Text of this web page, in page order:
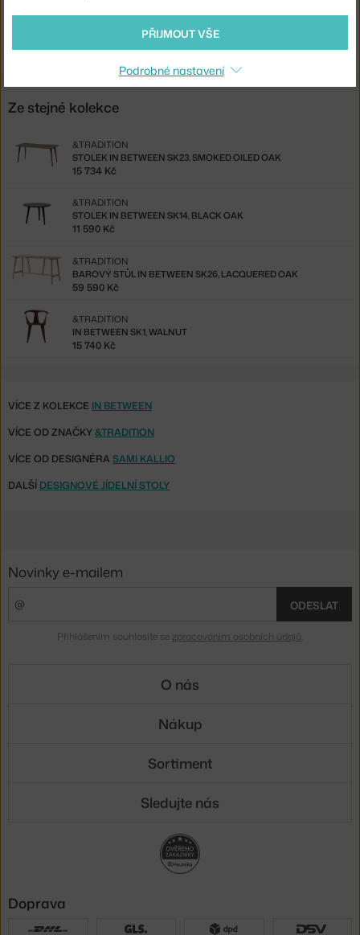
Ste zo Slovenska? Prejdite naIn Between SK4 ø120, oiled oak
Ze stejné kolekce
STOLEK IN BETWEEN SK23, SMOKED OILED OAK
&TRADITION
15 734 Kč
STOLEK IN BETWEEN SK14, BLACK OAK
&TRADITION
11 590 Kč
BAROVÝ STŮL IN BETWEEN SK26, LACQUERED OAK
&TRADITION
59 590 Kč
IN BETWEEN SK1, WALNUT
&TRADITION
15 740 Kč
VÍCE Z KOLEKCE IN BETWEEN
VÍCE OD ZNAČKY&TRADITION
VÍCE OD DESIGNÉRA SAMI KALLIO
DALŠÍ DESIGNOVÉ JÍDELNÍ STOLY
PŘIJMOUT VŠE
Podrobné nastavení
Novinky e-mailem
ODESLAT
Přihlášením souhlasíte se zpracováním osobních údajů
O nás
Nákup
Sortiment
Sledujte nás
Doprava